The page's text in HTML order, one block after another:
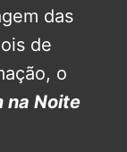
das
de
o
na Noite